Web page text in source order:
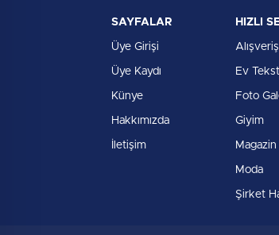
SAYFALAR
Üye Girişi
Üye Kaydı
Künye
Hakkımızda
İletişim
HIZLI
Alışveriş
Ev
Foto
Giyim
Magazin
Moda
Şirket